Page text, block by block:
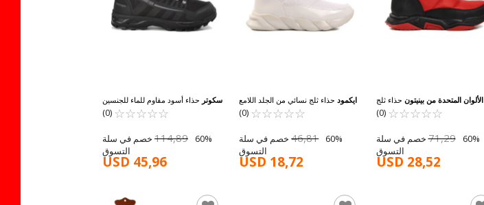
سكوتر حذاء أسود مقاوم للماء للجنسين
G5551 G
☆
☆
☆
☆
☆ ★
★
★
★
★
(0)
114,89 60% خصم في سلة
التسوق
USD 45,96
ايكمودحذاء ثلج نسائي من الجلد اللامع
باللون الأبيض DMK-Z001 Z
☆
☆
☆
☆
☆ ★
★
★
★
★
(0)
46,8160% خصم في سلة
التسوق
USD 18,72
الألوان المتحدة من بينيتون حذاء ثلج
نسائي مقاوم للماء باللون الأحمر Bn-
30396 Z
☆
☆
☆
☆
☆ ★
★
★
★
★
(0)
71,2960% خصم في سلة
التسوق
USD 28,52